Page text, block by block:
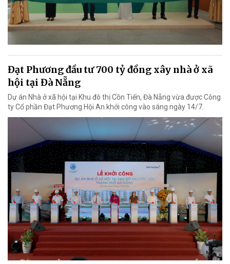
Đạt Phương đầu tư 700 tỷ đồng xây nhà ở xã
hội tại Đà Nẵng
Dự án Nhà ở xã hội tại Khu đô thị Cồn Tiến, Đà Nẵng vừa được Công
ty Cổ phần Đạt Phương Hội An khởi công vào sáng ngày 14/7.